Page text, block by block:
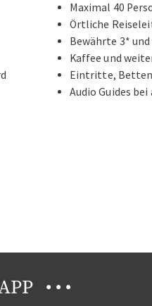
Maximal 40
Örtliche
Bewährte 3*
Kaffee und
Eintritte,
Audio Guides
• • •